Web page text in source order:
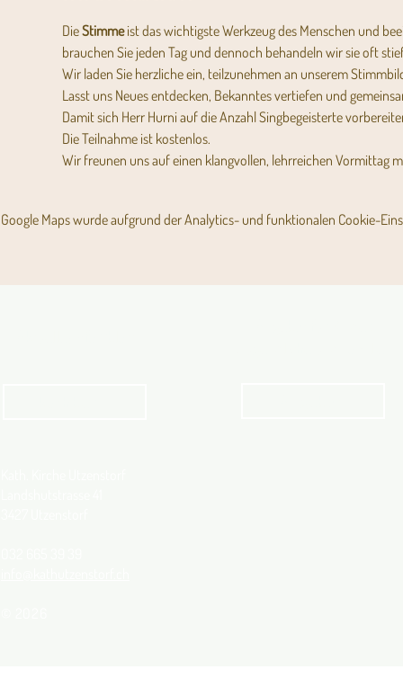
Die Stimme ist das wichtigste Werkzeug des Menschen und
brauchen Sie jeden Tag und dennoch behandeln wir sie oft
Wir laden Sie herzliche ein, teilzunehmen an unserem
Lasst uns Neues entdecken, Bekanntes vertiefen und
Damit sich Herr Hurni auf die Anzahl Singbegeisterte
Die Teilnahme ist kostenlos.
Wir freunen uns auf einen klangvollen, lehrreichen Vormittag
Google Maps wurde aufgrund der Analytics- und funktionalen Cookie-